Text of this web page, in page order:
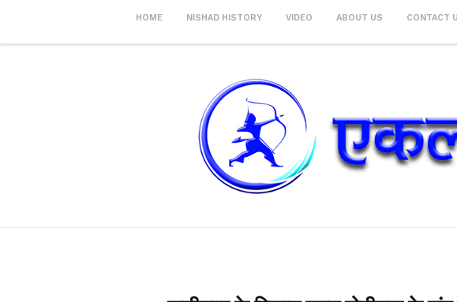
HOME NISHAD HISTORY VIDEO ABOUT US CONTACT